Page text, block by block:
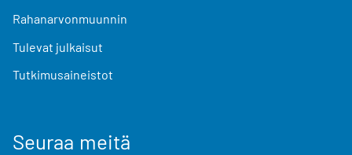
Rahanarvonmuunnin
Tulevat julkaisut
Tutkimusaineistot
Seuraa meitä